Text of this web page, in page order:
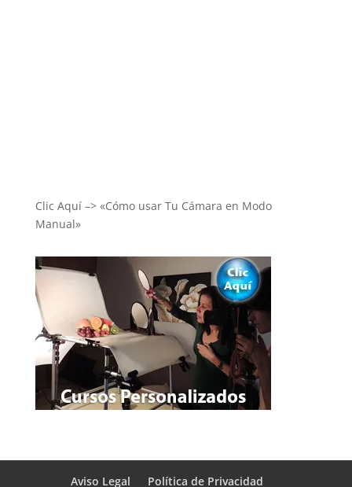
Clic Aquí –> «Cómo usar Tu Cámara en Modo
Manual»
Aviso Legal Política de Privacidad